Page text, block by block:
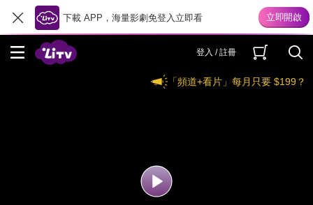
下載 APP，海量影劇免登入立即看
登入 / 註冊
「頻道+看片」每月只要 $199？